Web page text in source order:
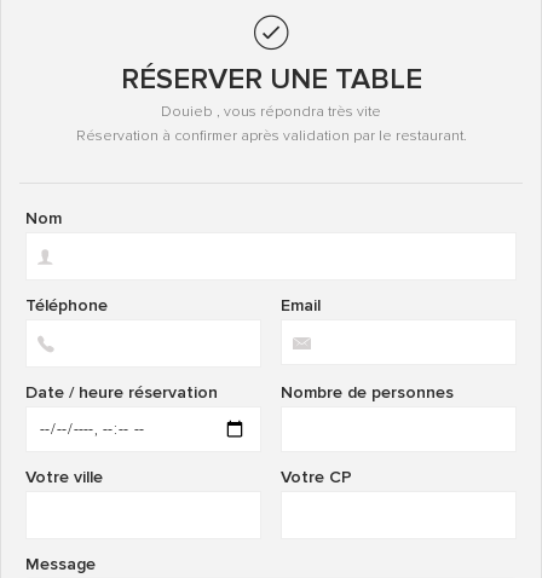
RÉSERVER UNE TABLE
Douieb , vous répondra très vite
Réservation à confirmer après validation par le restaurant.
Nom
Email
Téléphone
Nombre de personnes
Date / heure réservation
Votre CP
Votre ville
Message